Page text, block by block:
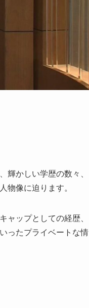
輝かしい学歴の数々、
物像に迫ります。
ャップとしての経歴、
ったプライベートな情